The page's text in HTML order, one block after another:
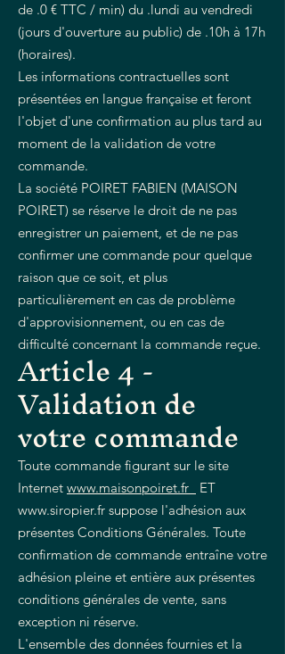
de .0 € TTC / min) du .lundi au vendredi
(jours d'ouverture au public) de .10h à 17h
(horaires).
Les informations contractuelles sont
présentées en langue française et feront
l'objet d'une confirmation au plus tard au
moment de la validation de votre
commande.
La société POIRET FABIEN (MAISON
POIRET) se réserve le droit de ne pas
enregistrer un paiement, et de ne pas
confirmer une commande pour quelque
raison que ce soit, et plus
particulièrement en cas de problème
d'approvisionnement, ou en cas de
difficulté concernant la commande reçue.
Article 4 -
Validation de
votre commande
Toute commande figurant sur le site
Internet www.maisonpoiret.fr
ET
www.siropier.fr suppose l'adhésion aux
présentes Conditions Générales. Toute
confirmation de commande entraîne votre
adhésion pleine et entière aux présentes
conditions générales de vente, sans
exception ni réserve.
L'ensemble des données fournies et la